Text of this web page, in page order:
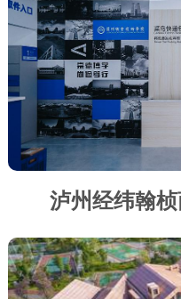
泸州经纬翰